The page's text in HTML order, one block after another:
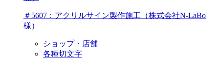
＃5607：アクリルサイン製作施工（株式会社N-LaBo
様）
ショップ・店舗
各種切文字